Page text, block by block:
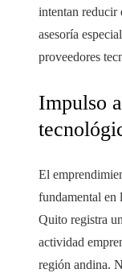
intentan reducir
asesoría
proveedores
Impulso
El
fundamental en
Quito registra
actividad
región andina.